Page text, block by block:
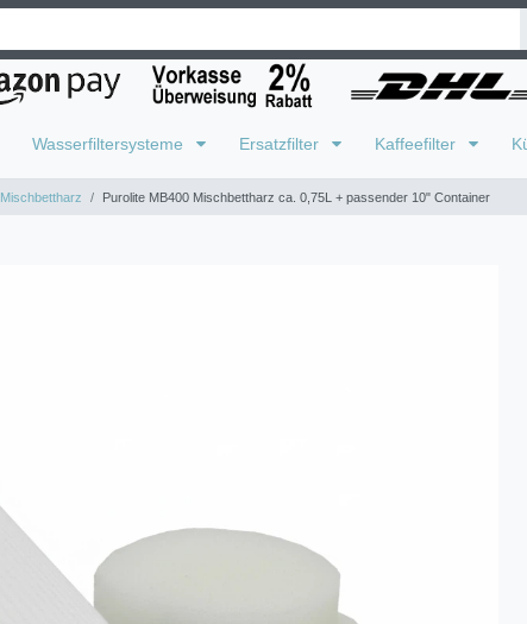
Wasserfiltersysteme Ersatzfilter Kaffeefilter
Mischbettharz Purolite MB400 Mischbettharz ca. 0,75L + passender 10" Container